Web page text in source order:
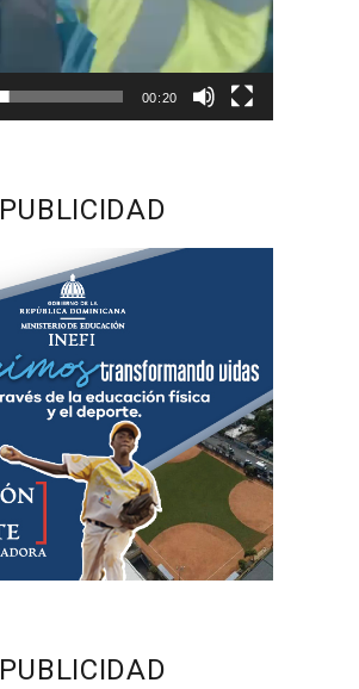
00:20
PUBLICIDAD
PUBLICIDAD